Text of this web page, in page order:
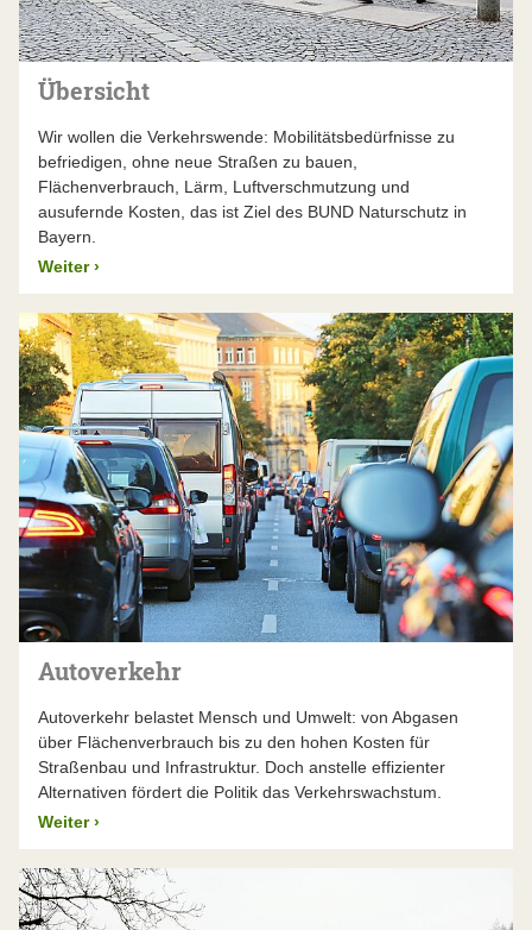
wechseln auf manchen TEN-Korridoren
leistungsschwache Abschnitte (z. B. bayrisches Inntal)
mit Hochgeschwindigkeitsstrecken ab.
Einen mittlerweile größeren Anteil an dem Kuchen
reklamieren IT-Firmen bei den gemeinsamen Kontroll-
und Leitsystemen (z. B. ECTS).
In der Summe wird der Begriff TEN oft überschätzt,
eine Übersicht und Bewertung aller Maßnahmen und
Auswirkungen steht noch aus.
Übersicht
Wir wollen die Verkehrswende: Mobilitätsbedürfnisse zu
befriedigen, ohne neue Straßen zu bauen,
Flächenverbrauch, Lärm, Luftverschmutzung und
ausufernde Kosten, das ist Ziel des BUND Naturschutz in
Bayern.
Weiter ›
Autoverkehr
Autoverkehr belastet Mensch und Umwelt: von Abgasen
über Flächenverbrauch bis zu den hohen Kosten für
Straßenbau und Infrastruktur. Doch anstelle effizienter
Alternativen fördert die Politik das Verkehrswachstum.
Weiter ›